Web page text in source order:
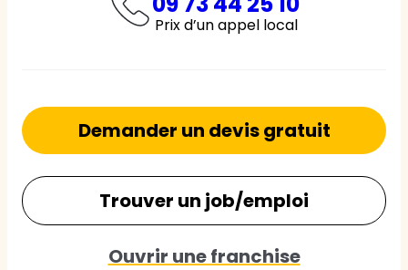
Prix d’un appel local
Demander un devis gratuit
Trouver un job/emploi
Ouvrir une franchise